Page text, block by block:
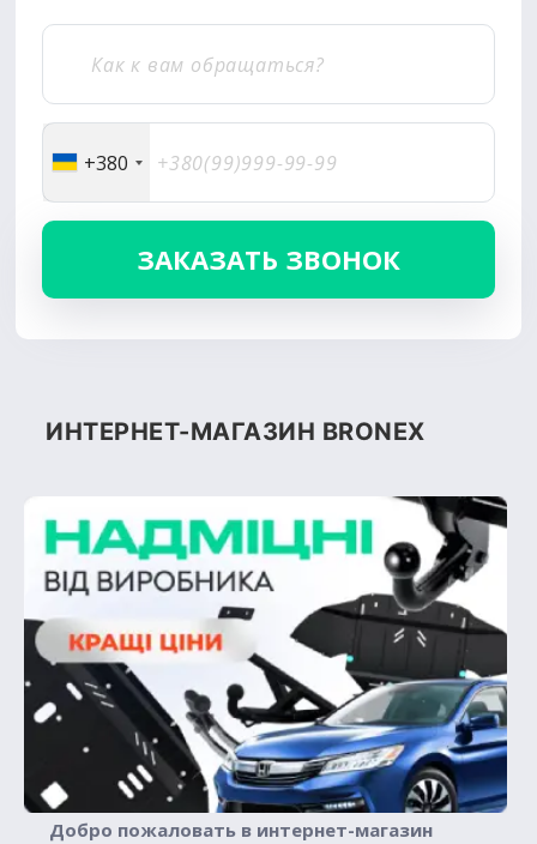
+380
ИНТЕРНЕТ-МАГАЗИН BRONEX
Добро пожаловать в интернет-магазин